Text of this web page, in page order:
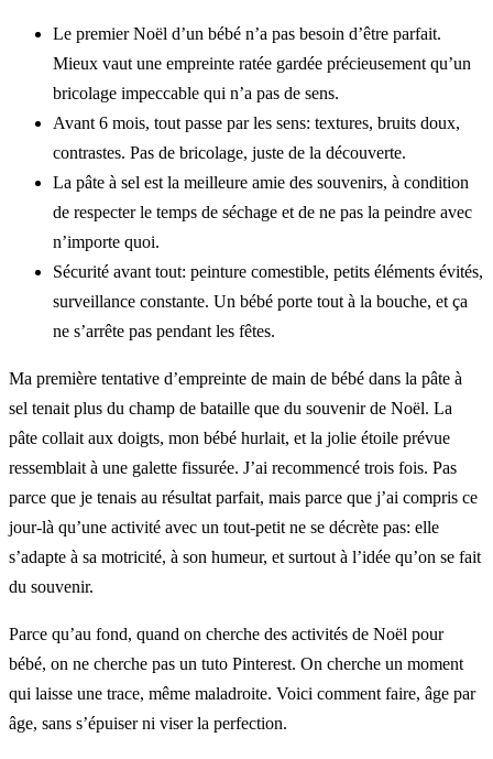
Le premier Noël d’un bébé n’a pas besoin d’être parfait.
Mieux vaut une empreinte ratée gardée précieusement qu’un
bricolage impeccable qui n’a pas de sens.
Avant 6 mois, tout passe par les sens: textures, bruits doux,
contrastes. Pas de bricolage, juste de la découverte.
La pâte à sel est la meilleure amie des souvenirs, à condition
de respecter le temps de séchage et de ne pas la peindre avec
n’importe quoi.
Sécurité avant tout: peinture comestible, petits éléments évités,
surveillance constante. Un bébé porte tout à la bouche, et ça
ne s’arrête pas pendant les fêtes.
Ma première tentative d’empreinte de main de bébé dans la pâte à
sel tenait plus du champ de bataille que du souvenir de Noël. La
pâte collait aux doigts, mon bébé hurlait, et la jolie étoile prévue
ressemblait à une galette fissurée. J’ai recommencé trois fois. Pas
parce que je tenais au résultat parfait, mais parce que j’ai compris ce
jour-là qu’une activité avec un tout-petit ne se décrète pas: elle
s’adapte à sa motricité, à son humeur, et surtout à l’idée qu’on se fait
du souvenir.
Parce qu’au fond, quand on cherche des activités de Noël pour
bébé, on ne cherche pas un tuto Pinterest. On cherche un moment
qui laisse une trace, même maladroite. Voici comment faire, âge par
âge, sans s’épuiser ni viser la perfection.